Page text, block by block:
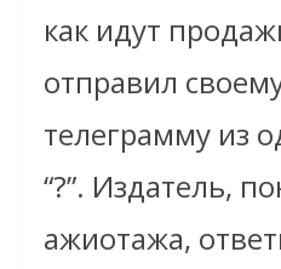
как идут
отправил
телеграмму из
“?”. Издатель,
ажиотажа,